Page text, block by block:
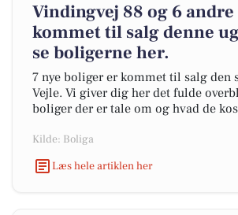
Vindingvej 88 og 6
kommet til salg denne
se boligerne her.
7 nye boliger er kommet til salg den
Vejle. Vi giver dig her det fulde
boliger der er tale om og hvad de
Kilde: Boliga
Læs hele artiklen her